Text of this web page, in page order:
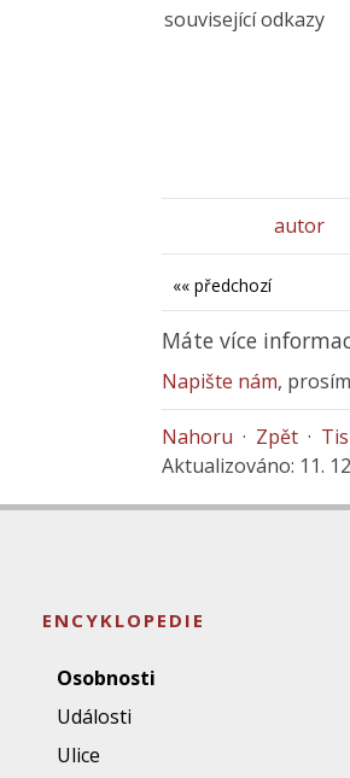
související odkazy
autor
«« předchozí
Máte více
Napište nám,
Nahoru · Zpět ·
Aktualizováno: 11.
ENCYKLOPEDIE
Osobnosti
Události
Ulice